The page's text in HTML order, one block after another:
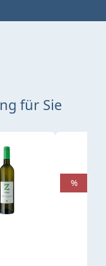
für Sie
%